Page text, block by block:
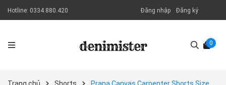
Hotline: 0334.880.420 Đăng nhập Đăng ký
0